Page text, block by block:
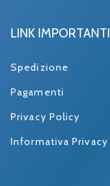
LINK IMPORTANTI
Spedizione
Pagamenti
Privacy Policy
Informativa Privacy